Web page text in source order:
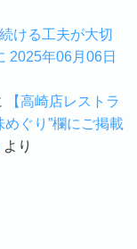
続ける工夫が大切
2025年06月06日
【高崎店レストラ
めぐり”欄にご掲載
より